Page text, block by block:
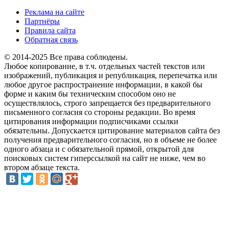
Реклама на сайте
Партнёры
Правила сайта
Обратная связь
© 2014-2025 Все права соблюдены.
Любое копирование, в т.ч. отдельных частей текстов или
изображений, публикация и републикация, перепечатка или
любое другое распространение информации, в какой бы
форме и каким бы техническим способом оно не
осуществлялось, строго запрещается без предварительного
письменного согласия со стороны редакции. Во время
цитирования информации подписчиками ссылки
обязательны. Допускается цитирование материалов сайта без
получения предварительного согласия, но в объеме не более
одного абзаца и с обязательной прямой, открытой для
поисковых систем гиперссылкой на сайт не ниже, чем во
втором абзаце текста.